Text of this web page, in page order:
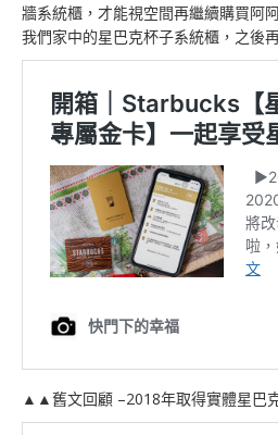
牆系統櫃，才能視空間再繼續購買阿
我們家中的星巴克杯子系統櫃，之後
▲▲舊文回顧 –2018年取得實體星巴